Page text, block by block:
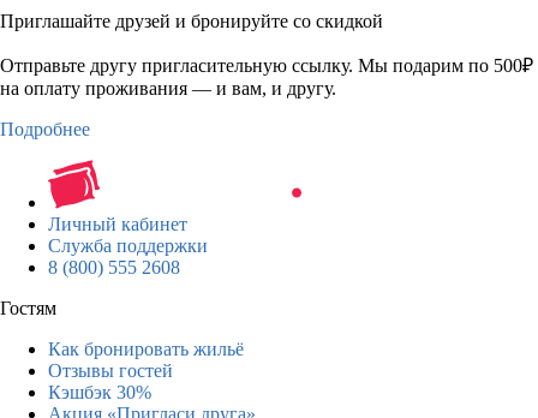
Приглашайте друзей и бронируйте со скидкой
Отправьте другу пригласительную ссылку. Мы подарим по 500₽
на оплату проживания — и вам, и другу.
Подробнее
Личный кабинет
Служба поддержки
8 (800) 555 2608
Гостям
Как бронировать жильё
Отзывы гостей
Кэшбэк 30%
Акция «Пригласи друга»